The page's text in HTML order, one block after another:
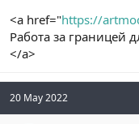
<a href="https://
Работа за границей
</a>
20 May 2022